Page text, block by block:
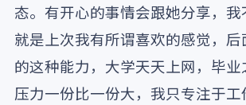
态。有开心的事情会跟她分享，我
就是上次我有所谓喜欢的感觉，后
的这种能力，大学天天上网，毕业
压力一份比一份大，我只专注于工